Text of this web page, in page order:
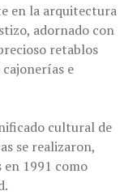
en la arquitectura
adornado con
retablos
e
cultural de
se realizaron,
en 1991 como